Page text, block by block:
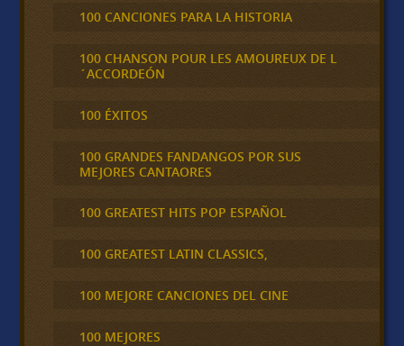
100 CANCIONES PARA LA HISTORIA
100 CHANSON POUR LES AMOUREUX DE L
´ACCORDEÓN
100 ÉXITOS
100 GRANDES FANDANGOS POR SUS
MEJORES CANTAORES
100 GREATEST HITS POP ESPAÑOL
100 GREATEST LATIN CLASSICS,
100 MEJORE CANCIONES DEL CINE
100 MEJORES